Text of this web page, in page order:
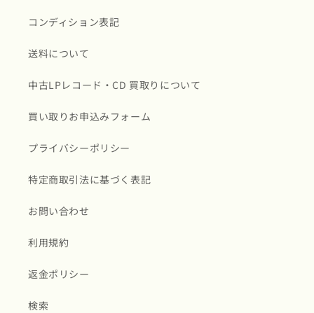
コンディション表記
送料について
中古LPレコード・CD 買取りについて
買い取りお申込みフォーム
プライバシーポリシー
特定商取引法に基づく表記
お問い合わせ
利用規約
返金ポリシー
検索